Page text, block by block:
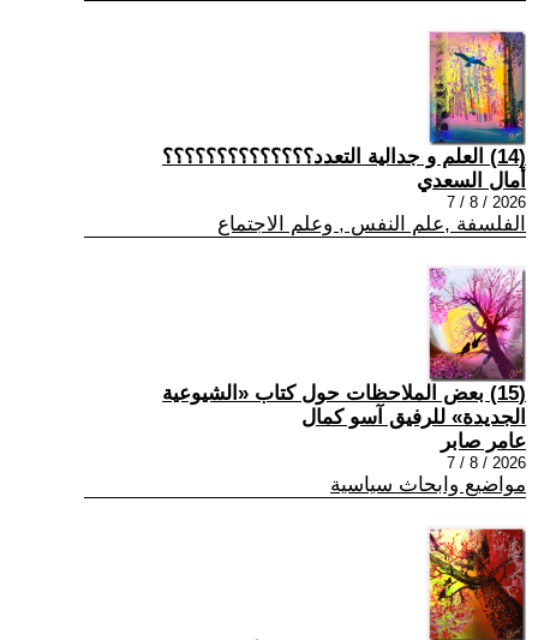
(14) العلم و جدالية التعدد؟؟؟؟؟؟؟؟؟؟؟؟؟؟
أمال السعدي
2026 / 8 / 7
الفلسفة ,علم النفس , وعلم الاجتماع
(15) بعض الملاحظات حول كتاب «الشيوعية
الجديدة» للرفيق آسو كمال
عامر صابر
2026 / 8 / 7
مواضيع وابحاث سياسية